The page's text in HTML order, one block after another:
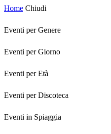
Home Chiudi
Eventi per Genere
Eventi per Giorno
Eventi per Età
Eventi per Discoteca
Eventi in Spiaggia